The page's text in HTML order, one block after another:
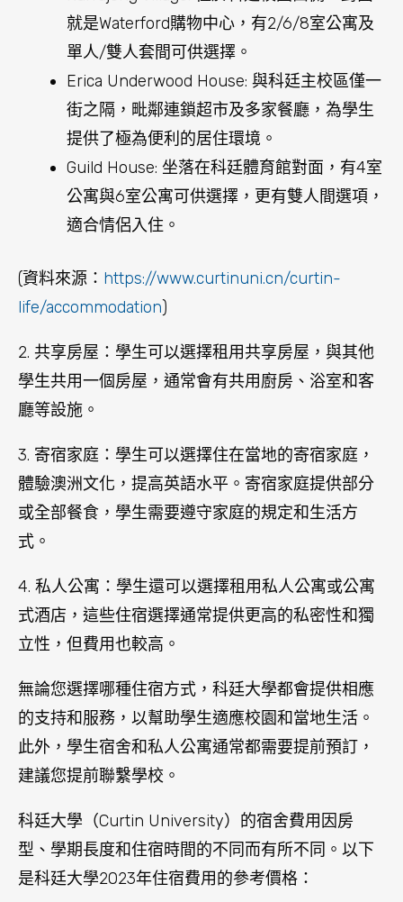
life/accommodation)
2. 共享房屋：學生可以選擇租用共享房屋，與其他
學生共用一個房屋，通常會有共用廚房、浴室和客
廳等設施。
3. 寄宿家庭：學生可以選擇住在當地的寄宿家庭，
體驗澳洲文化，提高英語水平。寄宿家庭提供部分
或全部餐食，學生需要遵守家庭的規定和生活方
4. 私人公寓：學生還可以選擇租用私人公寓或公寓
立性，但費用也較高。
無論您選擇哪種住宿方式，科廷大學都會提供相應
此外，學生宿舍和私人公寓通常都需要提前預訂，
建議您提前聯繫學校。
科廷大學（Curtin University）的宿舍費用因房
是科廷大學2023年住宿費用的參考價格：
– 單人房：每週AUD$198至$385不等，學期約
– 雙人房：每週AUD$149至$199不等，學期約
AUD$2,384至$3,184不等。
– 其他房型：每週AUD$159至$299不等，學期約
AUD$2,544至$4,784不等。
由於校內宿舍的部份房型特別受留學生歡迎，建議
大家報讀前，先到科廷大學網站查詢可供入住的房